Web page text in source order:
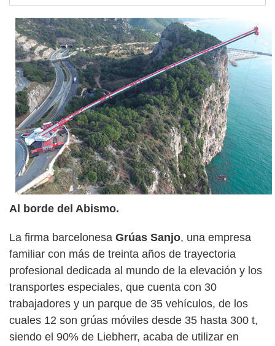
Al borde del Abismo.
La firma barcelonesa Grúas Sanjo, una empresa
familiar con más de treinta años de trayectoria
profesional dedicada al mundo de la elevación y los
transportes especiales, que cuenta con 30
trabajadores y un parque de 35 vehículos, de los
cuales 12 son grúas móviles desde 35 hasta 300 t,
siendo el 90% de Liebherr, acaba de utilizar en